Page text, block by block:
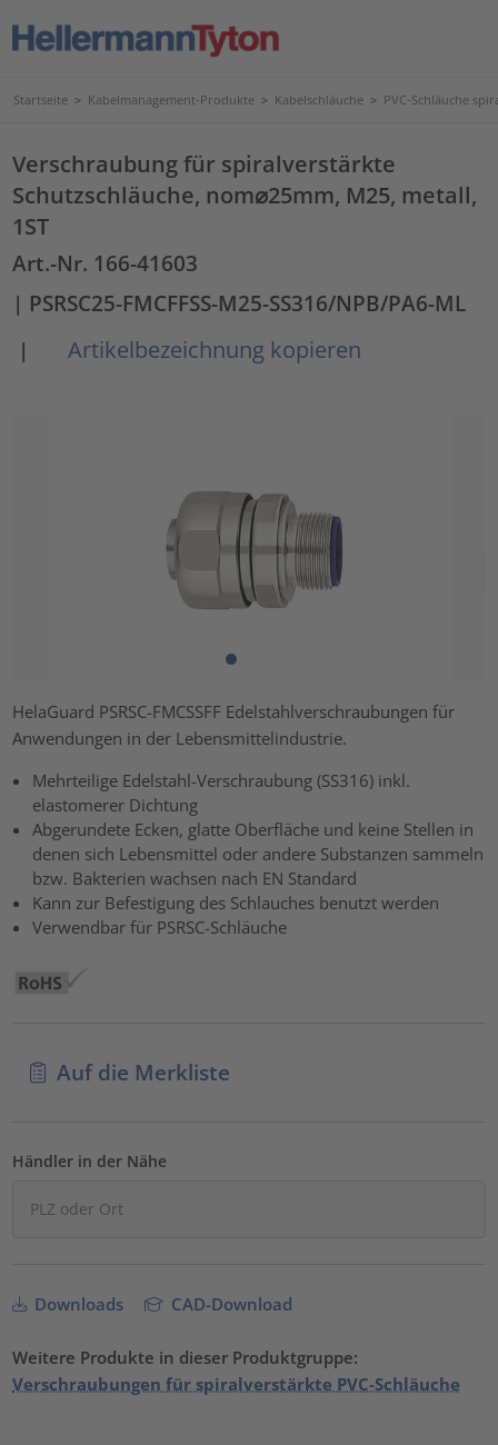
Startseite > Kabelmanagement-Produkte > Kabelschläuche > PVC-Schläuche
Verschraubung für spiralverstärkte
Schutzschläuche, nom⌀25mm, M25, metall,
1ST
Art.-Nr. 166-41603
| PSRSC25-FMCFFSS-M25-SS316/NPB/PA6-ML
|
Artikelbezeichnung kopieren
HelaGuard PSRSC-FMCSSFF Edelstahlverschraubungen für
Anwendungen in der Lebensmittelindustrie.
Mehrteilige Edelstahl-Verschraubung (SS316) inkl.
elastomerer Dichtung
Abgerundete Ecken, glatte Oberfläche und keine Stellen in
denen sich Lebensmittel oder andere Substanzen sammeln
bzw. Bakterien wachsen nach EN Standard
Kann zur Befestigung des Schlauches benutzt werden
Verwendbar für PSRSC-Schläuche
Auf die Merkliste
Händler in der Nähe
Downloads CAD-Download
Weitere Produkte in dieser Produktgruppe:
Verschraubungen für spiralverstärkte PVC-Schläuche